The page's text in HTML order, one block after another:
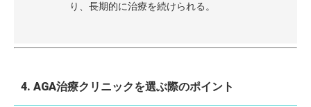
り、長期的に治療を続けられる。
4. AGA治療クリニックを選ぶ際のポイント